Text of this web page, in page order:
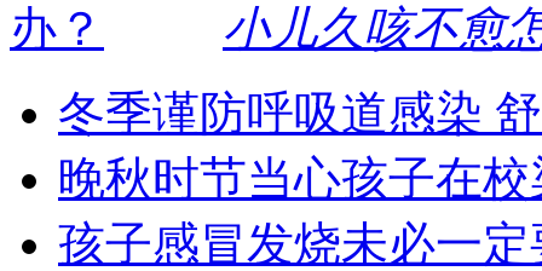
小儿久咳不愈
冬季谨防呼吸道感染
晚秋时节当心孩子在
孩子感冒发烧未必一